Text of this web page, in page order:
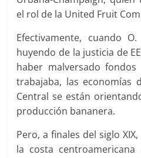
el rol de la United Fruit
Efectivamente, cuando
huyendo de la justicia de
haber malversado
trabajaba, las economías
Central se están
producción bananera.
Pero, a finales del siglo
la costa centroamericana